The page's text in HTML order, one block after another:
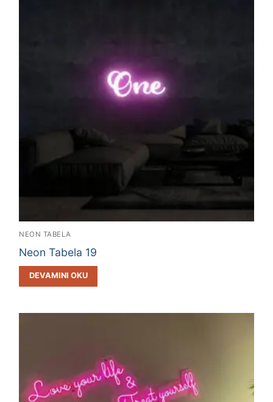
NEON TABELA
Neon Tabela 19
DEVAMINI OKU